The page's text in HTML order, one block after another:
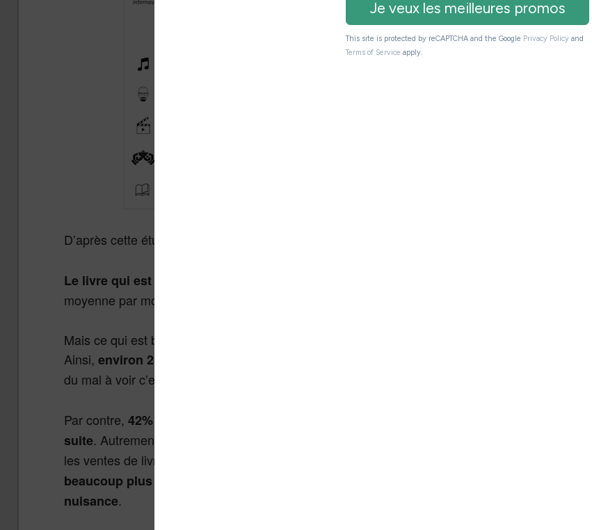
D’après cette étude on trouve en gros 7% d’achats de livres au format numérique.
Le livre qui est le 3ème bien culture
moyenne par mois sur un panier moyen de 80€.
Mais ce qui est beaucoup plus surprenant, c’est la part du téléchargement gratuit pour le livre.
Ainsi, environ 23% des livres gratuits lus seraient des livres piratés
du mal à voir c’est la part total du piratage sur le livre.
Par contre, 42% des gens qui lisent un livre gratuit ont l’intention d’en acheter un par la
suite. Autrement dit, on peut extrapoler un peu en disant que le piratage pourrait même favoriser
les ventes de livres… Certes, le rapport n’ira pas jusque là, mais on voit bien que
beaucoup plus complexe à appréhender et qu’il ne s’agirait donc pas d’une simple
nuisance.